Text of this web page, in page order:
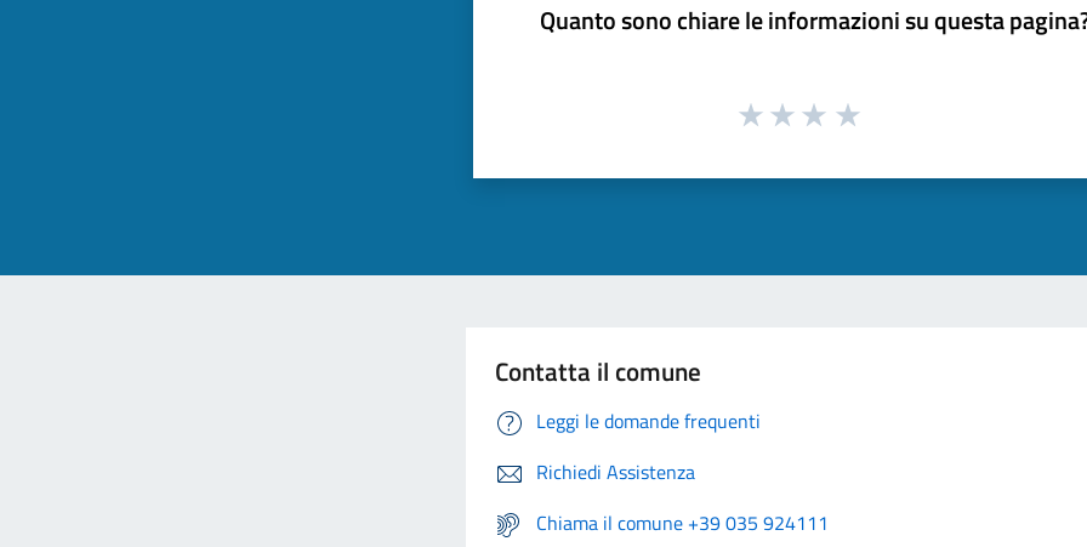
Quanto sono chiare le informazioni su questa
Contatta il comune
Leggi le domande frequenti
Richiedi Assistenza
Chiama il comune +39 035 924111